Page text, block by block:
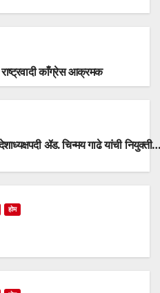
राष्ट्रवादी काँग्रेस आक्रमक
ॲड. चिन्मय गाढे यांची नियुक्ती…
होम